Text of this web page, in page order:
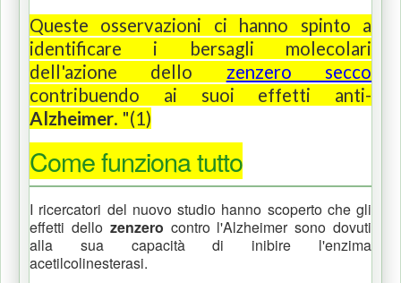
Queste osservazioni ci hanno spinto a
identificare i bersagli molecolari
dell'azione dello zenzero secco
contribuendo ai suoi effetti anti-
Alzheimer. "(1)
Come funziona tutto
I ricercatori del nuovo studio hanno scoperto che gli
effetti dello zenzero contro l'Alzheimer sono dovuti
alla sua capacità di inibire l'enzima
acetilcolinesterasi.